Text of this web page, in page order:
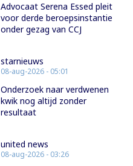
Advocaat Serena Essed pleit
voor derde beroepsinstantie
onder gezag van CCJ
starnieuws
08-aug-2026 - 05:01
Onderzoek naar verdwenen
kwik nog altijd zonder
resultaat
united news
08-aug-2026 - 03:26